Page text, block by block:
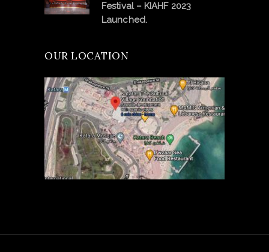
Festival – KIAHF 2023
Launched.
OUR LOCATION